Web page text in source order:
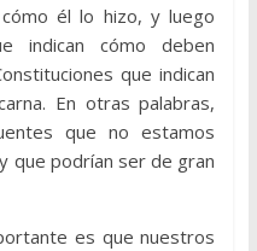
él lo hizo, y luego
indican cómo deben
que indican
En otras palabras,
que no estamos
que podrían ser de gran
es que nuestros